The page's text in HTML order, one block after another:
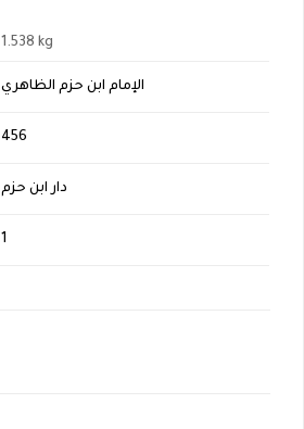
1.538 kg
الإمام ابن حزم الظاهري
456
دار ابن حزم
1